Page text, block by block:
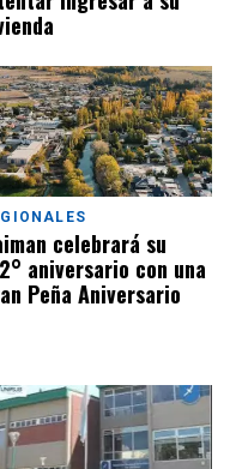
celebrará su
aniversario con una
Peña Aniversario